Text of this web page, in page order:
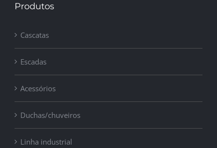
Produtos
Cascatas
Escadas
Acessórios
Duchas/chuveiros
Linha industrial